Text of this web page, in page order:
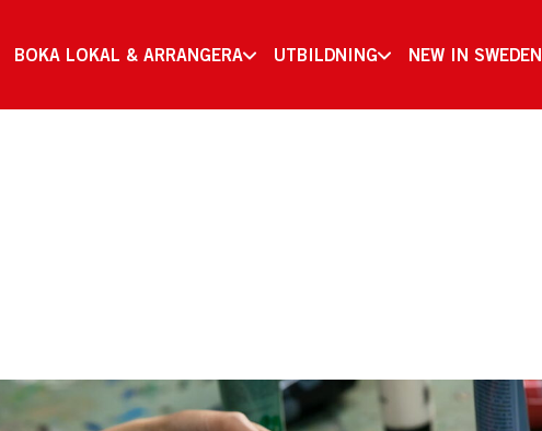
BOKA LOKAL & ARRANGERA UTBILDNING NEW IN SWEDEN